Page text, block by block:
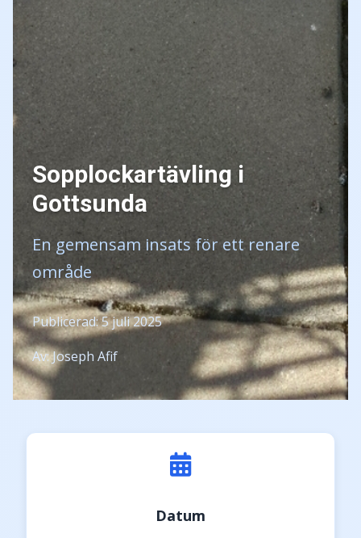
Sopplockartävling i
Gottsunda
En gemensam insats för ett renare
område
Publicerad: 5 juli 2025
Av: Joseph Afif
Datum